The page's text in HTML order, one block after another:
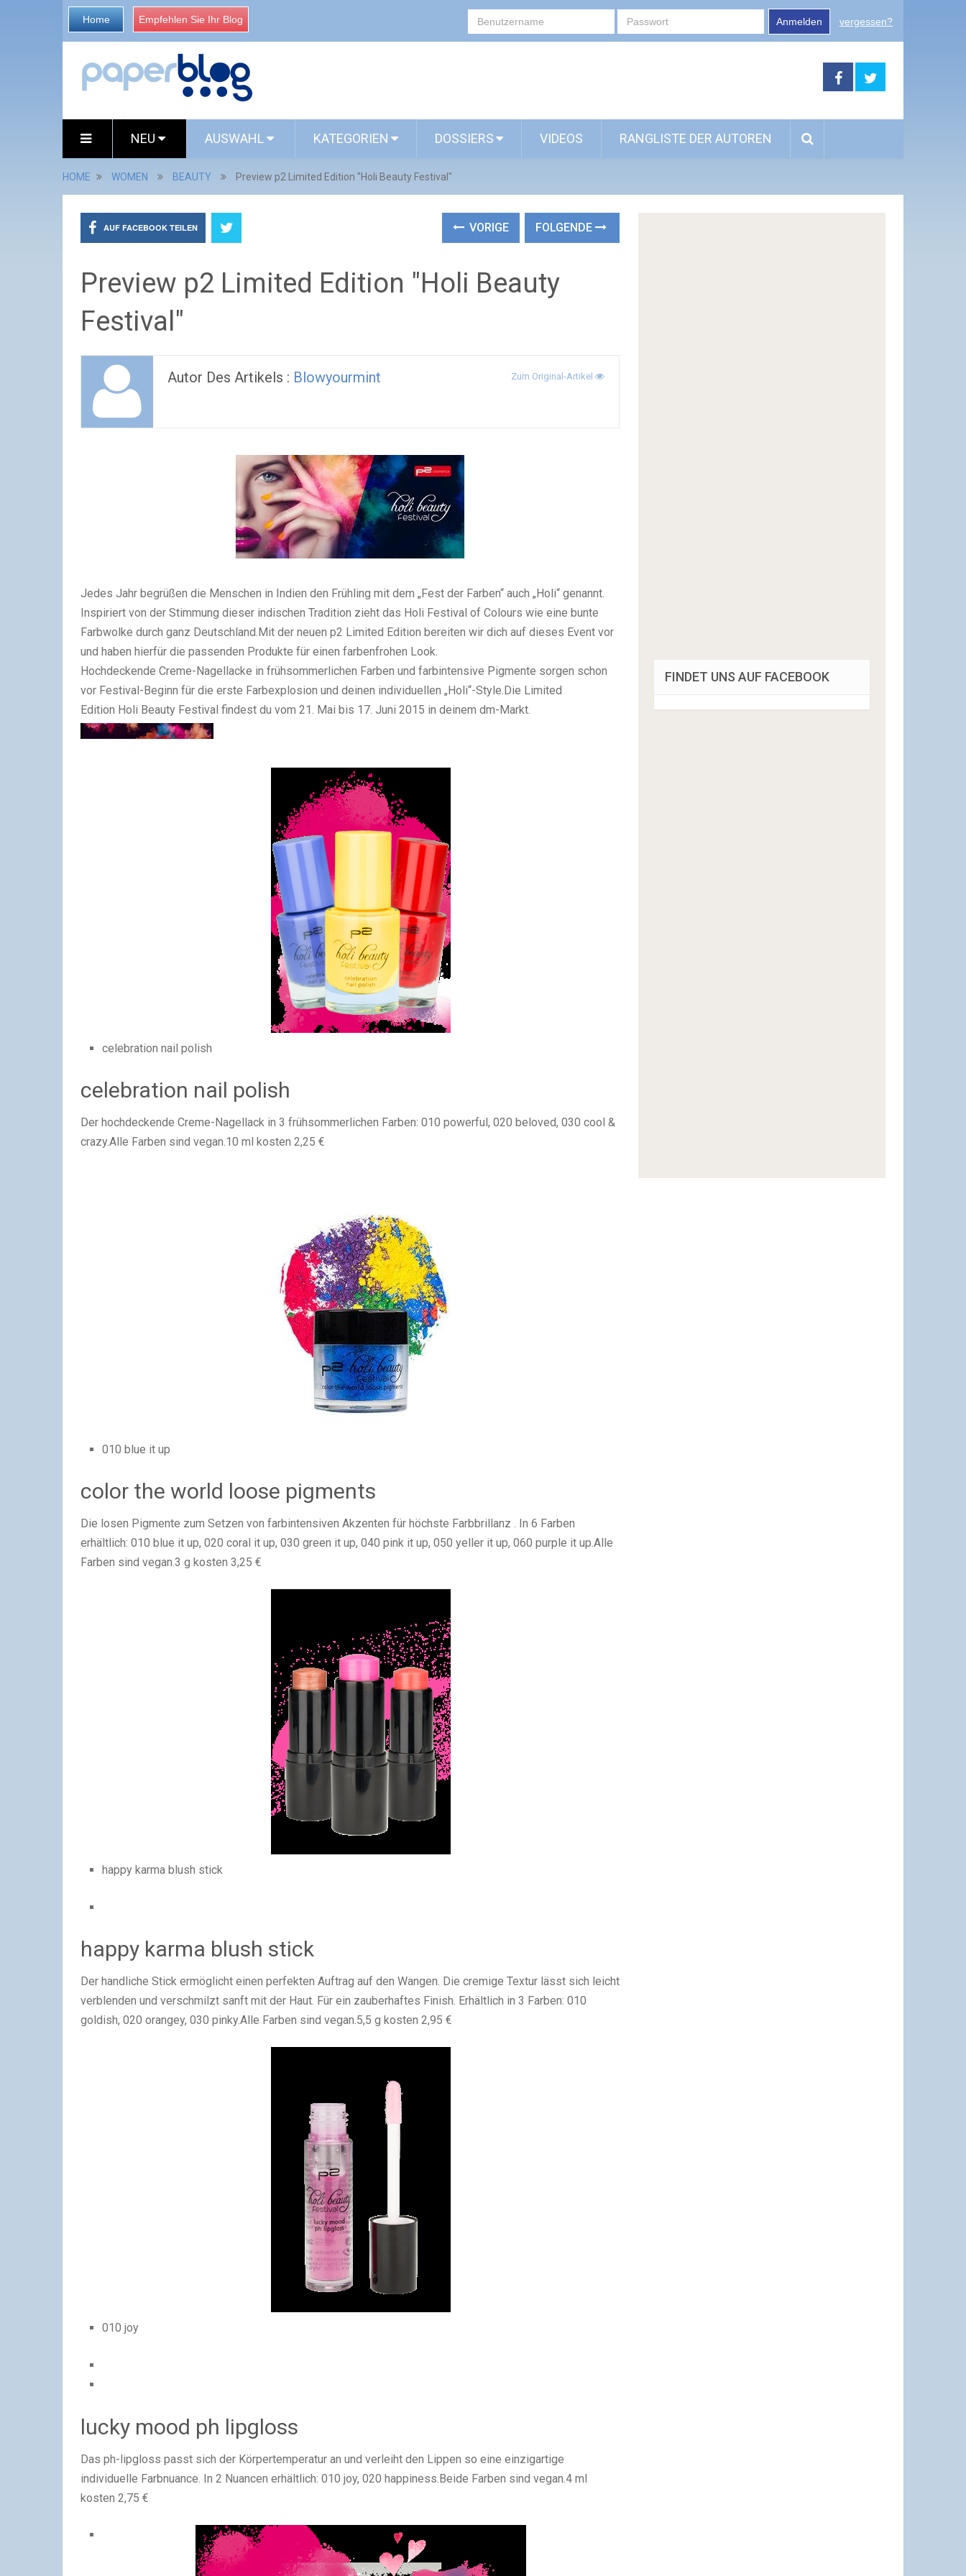
Home Empfehlen Sie Ihr Blog Anmelden vergessen?
NEU AUSWAHL KATEGORIEN DOSSIERS VIDEOS RANGLISTE DER AUTOREN
HOME WOMEN BEAUTY Preview p2 Limited Edition "Holi Beauty Festival"
AUF FACEBOOK TEILEN VORIGE FOLGENDE
Preview p2 Limited Edition "Holi Beauty
Festival"
Autor Des Artikels : Blowyourmint Zum Original-Artikel
Jedes Jahr begrüßen die Menschen in Indien den Frühling mit dem „Fest der Farben“ auch „Holi“ genannt.
Inspiriert von der Stimmung dieser indischen Tradition zieht das Holi Festival of Colours wie eine bunte
Farbwolke durch ganz Deutschland.Mit der neuen p2 Limited Edition bereiten wir dich auf dieses Event vor
und haben hierfür die passenden Produkte für einen farbenfrohen Look.
Hochdeckende Creme-Nagellacke in frühsommerlichen Farben und farbintensive Pigmente sorgen schon
vor Festival-Beginn für die erste Farbexplosion und deinen individuellen „Holi“-Style.Die Limited
Edition Holi Beauty Festival findest du vom 21. Mai bis 17. Juni 2015 in deinem dm-Markt.
celebration nail polish
celebration nail polish
Der hochdeckende Creme-Nagellack in 3 frühsommerlichen Farben: 010 powerful, 020 beloved, 030 cool &
crazy.Alle Farben sind vegan.10 ml kosten 2,25 €
010 blue it up
color the world loose pigments
Die losen Pigmente zum Setzen von farbintensiven Akzenten für höchste Farbbrillanz . In 6 Farben
erhältlich: 010 blue it up, 020 coral it up, 030 green it up, 040 pink it up, 050 yeller it up, 060 purple it up.Alle
Farben sind vegan.3 g kosten 3,25 €
happy karma blush stick
happy karma blush stick
Der handliche Stick ermöglicht einen perfekten Auftrag auf den Wangen. Die cremige Textur lässt sich leicht
verblenden und verschmilzt sanft mit der Haut. Für ein zauberhaftes Finish. Erhältlich in 3 Farben: 010
goldish, 020 orangey, 030 pinky.Alle Farben sind vegan.5,5 g kosten 2,95 €
010 joy
lucky mood ph lipgloss
Das ph-lipgloss passt sich der Körpertemperatur an und verleiht den Lippen so eine einzigartige
individuelle Farbnuance. In 2 Nuancen erhältlich: 010 joy, 020 happiness.Beide Farben sind vegan.4 ml
kosten 2,75 €
FINDET UNS AUF FACEBOOK